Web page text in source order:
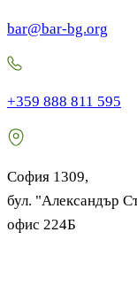
bar@bar-bg.org
+359 888 811 595
София 1309,
бул. "Александър
офис 224Б